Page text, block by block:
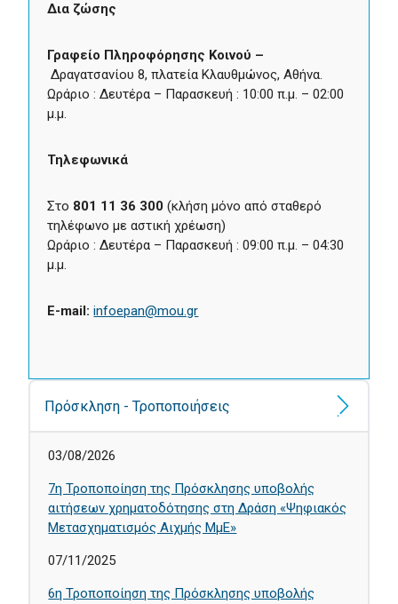
Δια ζώσης
Γραφείο Πληροφόρησης Κοινού –
Δραγατσανίου 8, πλατεία Κλαυθμώνος, Αθήνα.
Ωράριο : Δευτέρα – Παρασκευή : 10:00 π.μ. – 02:00
μ.μ.
Τηλεφωνικά
Στο 801 11 36 300 (κλήση μόνο από σταθερό
τηλέφωνο με αστική χρέωση)
Ωράριο : Δευτέρα – Παρασκευή : 09:00 π.μ. – 04:30
μ.μ.
E-mail:infoepan@mou.gr
Πρόσκληση - Τροποποιήσεις
03/08/2026
7η Τροποποίηση της Πρόσκλησης υποβολής
αιτήσεων χρηματοδότησης στη Δράση «Ψηφιακός
Μετασχηματισμός Αιχμής ΜμΕ»
07/11/2025
6η Τροποποίηση της Πρόσκλησης υποβολής